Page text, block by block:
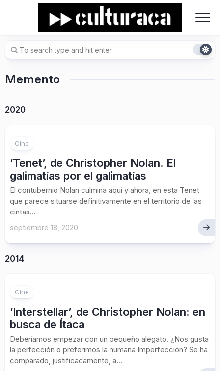
Memento
2020
Cine
‘Tenet’, de Christopher Nolan. El
galimatías por el galimatías
El contubernio Nolan culmina aquí y ahora, en esta Tenet
que parece situarse definitivamente en el territorio de las
cintas...
septiembre 18, 2020
2014
Cine
‘Interstellar’, de Christopher Nolan: en
busca de Ítaca
Deberíamos empezar con un pequeño alegato. ¿Nos gusta
la perfección o preferimos la humana Imperfección? Se ha
comparado, justificadamente, a...